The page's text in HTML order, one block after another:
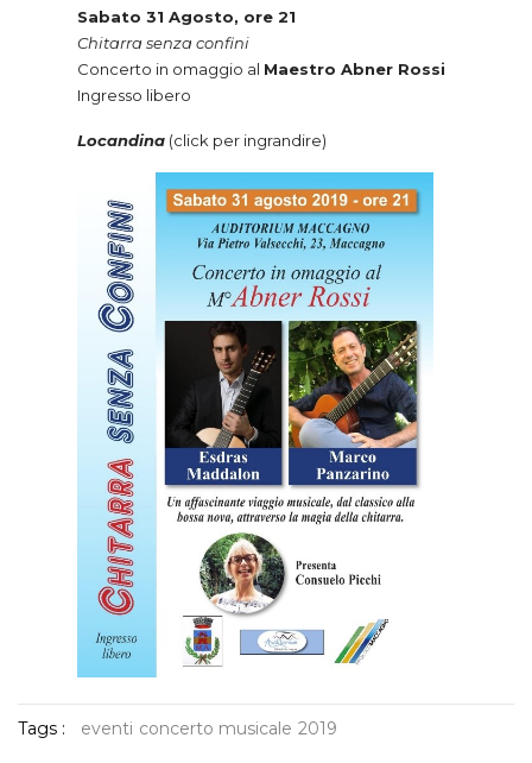
Sabato 31 Agosto, ore 21
Chitarra senza confini
Concerto in omaggio al Maestro Abner Rossi
Ingresso libero
Locandina (click per ingrandire)
Tags : eventi concerto musicale 2019